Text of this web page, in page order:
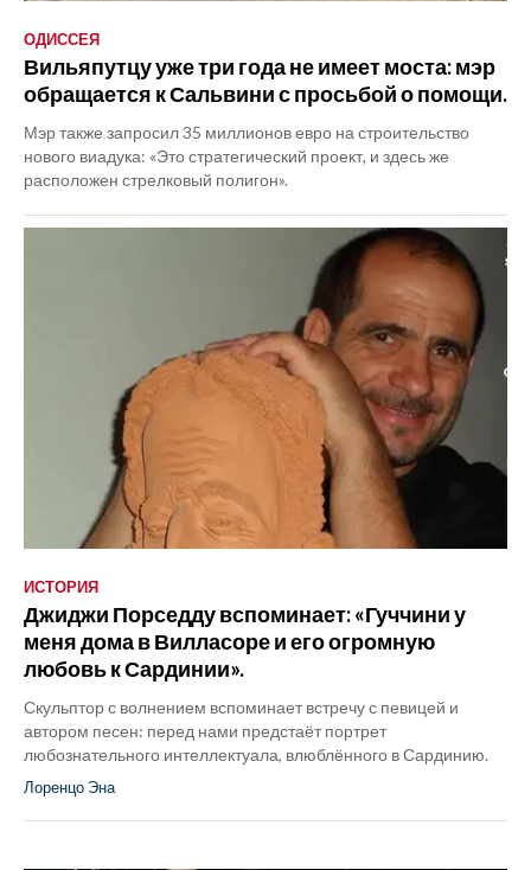
ОДИССЕЯ
Вильяпутцу уже три года не имеет моста: мэр
обращается к Сальвини с просьбой о помощи.
Мэр также запросил 35 миллионов евро на строительство
нового виадука: «Это стратегический проект, и здесь же
расположен стрелковый полигон».
ИСТОРИЯ
Джиджи Порседду вспоминает: «Гуччини у
меня дома в Вилласоре и его огромную
любовь к Сардинии».
Скульптор с волнением вспоминает встречу с певицей и
автором песен: перед нами предстаёт портрет
любознательного интеллектуала, влюблённого в Сардинию.
Лоренцо Эна